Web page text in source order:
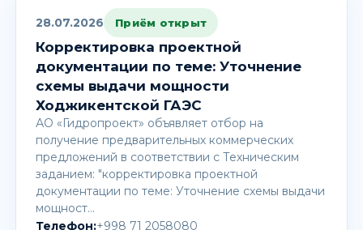
28.07.2026 Приём открыт
Корректировка проектной
документации по теме: Уточнение
схемы выдачи мощности
Ходжикентской ГАЭС
АО «Гидропроект» объявляет отбор на
получение предварительных коммерческих
предложений в соответствии с Техническим
заданием: "корректировка проектной
документации по теме: Уточнение схемы выдачи
мощност…
Телефон:+998 71 2058080